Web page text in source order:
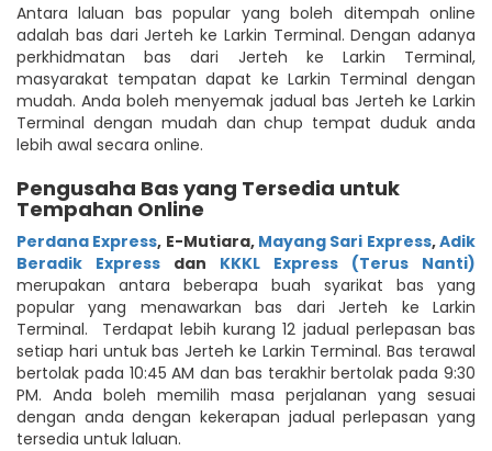
Antara laluan bas popular yang boleh ditempah online
adalah bas dari Jerteh ke Larkin Terminal. Dengan adanya
perkhidmatan bas dari Jerteh ke Larkin Terminal,
masyarakat tempatan dapat ke Larkin Terminal dengan
mudah. Anda boleh menyemak jadual bas Jerteh ke Larkin
Terminal dengan mudah dan chup tempat duduk anda
lebih awal secara online.
Pengusaha Bas yang Tersedia untuk
Tempahan Online
Perdana Express, E-Mutiara, Mayang Sari Express,Adik
Beradik Express
dan KKKL Express (Terus Nanti)
merupakan antara beberapa buah syarikat bas yang
popular yang menawarkan bas dari Jerteh ke Larkin
Terminal. Terdapat lebih kurang 12 jadual perlepasan bas
setiap hari untuk bas Jerteh ke Larkin Terminal. Bas terawal
bertolak pada 10:45 AM dan bas terakhir bertolak pada 9:30
PM. Anda boleh memilih masa perjalanan yang sesuai
dengan anda dengan kekerapan jadual perlepasan yang
tersedia untuk laluan.